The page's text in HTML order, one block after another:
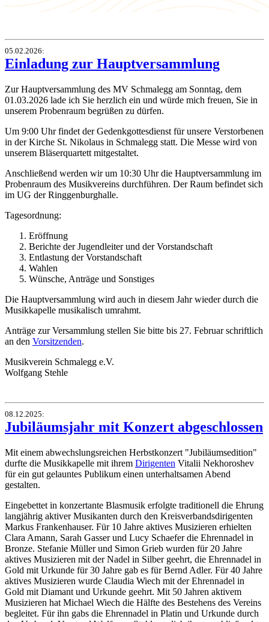
05.02.2026:
Einladung zur Hauptversammlung
Zur Hauptversammlung des MV Schmalegg am Sonntag, dem
01.03.2026 lade ich Sie herzlich ein und würde mich freuen, Sie in
unserem Probenraum begrüßen zu dürfen.
Um 9:00 Uhr findet der Gedenkgottesdienst für unsere Verstorbenen
in der Kirche St. Nikolaus in Schmalegg statt. Die Messe wird von
unserem Bläserquartett mitgestaltet.
Anschließend werden wir um 10:30 Uhr die Hauptversammlung im
Probenraum des Musikvereins durchführen. Der Raum befindet sich
im UG der Ringgenburghalle.
Tagesordnung:
Eröffnung
Berichte der Jugendleiter und der Vorstandschaft
Entlastung der Vorstandschaft
Wahlen
Wünsche, Anträge und Sonstiges
Die Hauptversammlung wird auch in diesem Jahr wieder durch die
Musikkapelle musikalisch umrahmt.
Anträge zur Versammlung stellen Sie bitte bis 27. Februar schriftlich
an den Vorsitzenden.
Musikverein Schmalegg e.V.
Wolfgang Stehle
08.12.2025:
Jubiläumsjahr mit Konzert abgeschlossen
Mit einem abwechslungsreichen Herbstkonzert "Jubiläumsedition"
durfte die Musikkapelle mit ihrem Dirigenten Vitalii Nekhoroshev
für ein gut gelauntes Publikum einen unterhaltsamen Abend
gestalten.
Eingebettet in konzertante Blasmusik erfolgte traditionell die Ehrung
langjährig aktiver Musikanten durch den Kreisverbandsdirigenten
Markus Frankenhauser. Für 10 Jahre aktives Musizieren erhielten
Clara Amann, Sarah Gasser und Lucy Schaefer die Ehrennadel in
Bronze. Stefanie Müller und Simon Grieb wurden für 20 Jahre
aktives Musizieren mit der Nadel in Silber geehrt, die Ehrennadel in
Gold mit Urkunde für 30 Jahre gab es für Bernd Adler. Für 40 Jahre
aktives Musizieren wurde Claudia Wiech mit der Ehrennadel in
Gold mit Diamant und Urkunde geehrt. Mit 50 Jahren aktivem
Musizieren hat Michael Wiech die Hälfte des Bestehens des Vereins
begleitet. Für ihn gabs die Ehrennadel in Platin und Urkunde durch